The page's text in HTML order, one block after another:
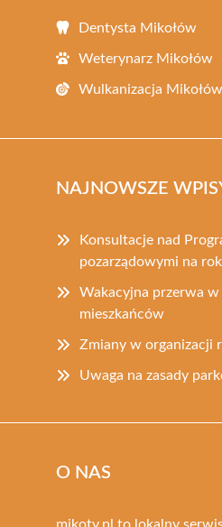
Dentysta Mikołów
Weterynarz Mikołów
Wulkanizacja Mikołów
NAJNOWSZE
Konsultacje nad
pozarządowymi na
Wakacyjna przerwa w
mieszkańców
Zmiany w organizacji
Uwaga na zasady
O NAS